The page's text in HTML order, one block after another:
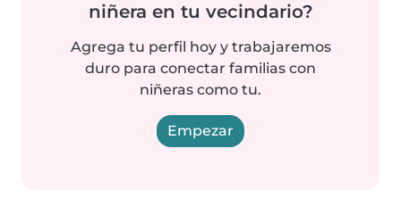
niñera en tu vecindario?
Agrega tu perfil hoy y trabajaremos
duro para conectar familias con
niñeras como tu.
Empezar